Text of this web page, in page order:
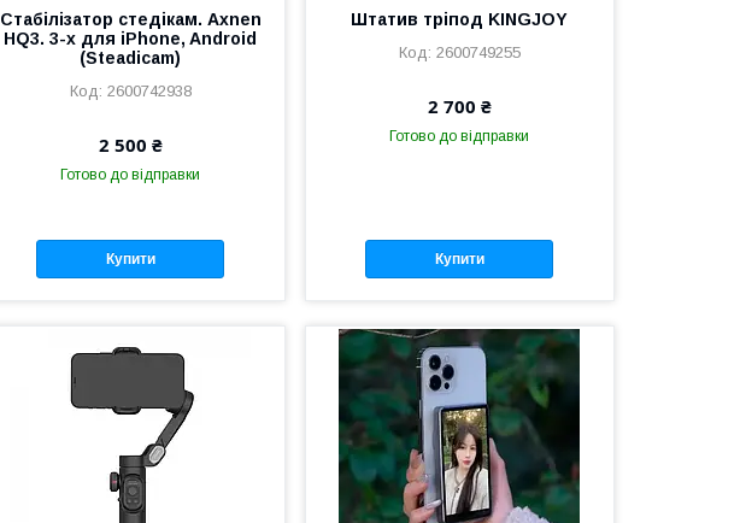
Стабілізатор стедікам. Axnen
HQ3. 3-x для іPhone, Android
(Steadicam)
2600742938
2 500 ₴
Готово до відправки
Купити
Штатив тріпод KINGJOY
2600749255
2 700 ₴
Готово до відправки
Купити